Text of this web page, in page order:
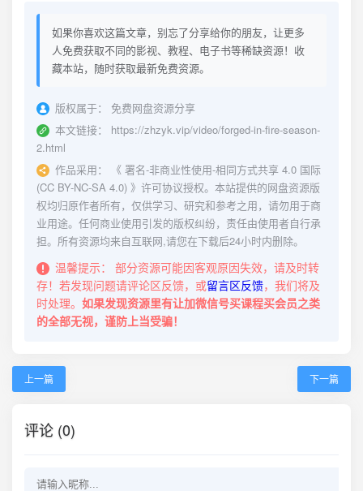
如果你喜欢这篇文章，别忘了分享给你的朋友，让更多
人免费获取不同的影视、教程、电子书等稀缺资源！收
藏本站，随时获取最新免费资源。
版权属于：
免费网盘资源分享
本文链接：
https://zhzyk.vip/video/forged-in-fire-season-
2.html
作品采用：
《 署名-非商业性使用-相同方式共享 4.0 国际
(CC BY-NC-SA 4.0) 》许可协议授权。本站提供的网盘资源版
权均归原作者所有，仅供学习、研究和参考之用，请勿用于商
业用途。任何商业使用引发的版权纠纷，责任由使用者自行承
担。所有资源均来自互联网,请您在下载后24小时内删除。
温馨提示：
部分资源可能因客观原因失效，请及时转
存！若发现问题请评论区反馈，或留言区反馈，我们将及
时处理。 如果发现资源里有让加微信号买课程买会员之类
的全部无视，谨防上当受骗！
上一篇 下一篇
评论 (0)